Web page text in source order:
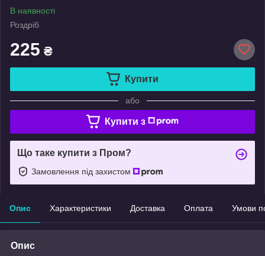
В наявності
Роздріб
225 ₴
Купити
або
Купити з
Що таке купити з Пром?
Замовлення під захистом
Опис Характеристики Доставка Оплата Умови
Опис